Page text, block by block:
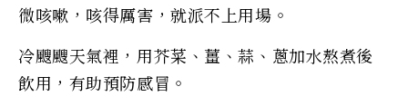
微咳嗽，咳得厲害，就派不上用場。
冷颼颼天氣裡，用芥菜、薑、蒜、蔥加水熬煮後
飲用，有助預防感冒。